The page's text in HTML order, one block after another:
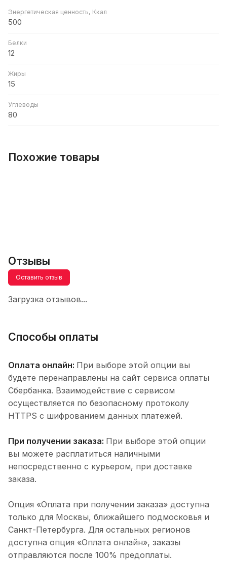
Энергетическая ценность, Ккал
500
Белки
12
Жиры
15
Углеводы
80
Похожие товары
Отзывы
Оставить отзыв
Загрузка отзывов...
Способы оплаты
Оплата онлайн: При выборе этой опции вы
будете перенаправлены на сайт сервиса оплаты
Сбербанка. Взаимодействие с сервисом
осуществляется по безопасному протоколу
HTTPS с шифрованием данных платежей.
При получении заказа: При выборе этой опции
вы можете расплатиться наличными
непосредственно с курьером, при доставке
заказа.
Опция «Оплата при получении заказа» доступна
только для Москвы, ближайшего подмосковья и
Санкт-Петербурга. Для остальных регионов
доступна опция «Оплата онлайн», заказы
отправляются после 100% предоплаты.